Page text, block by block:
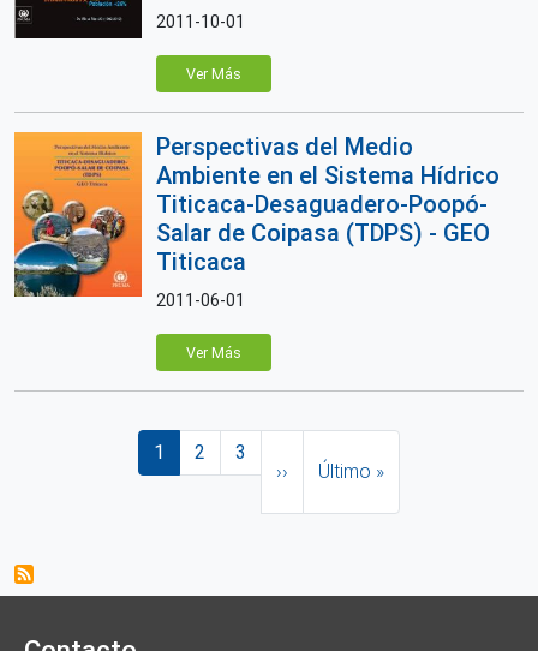
2011-10-01
Ver Más
Perspectivas del Medio
Ambiente en el Sistema Hídrico
Titicaca-Desaguadero-Poopó-
Salar de Coipasa (TDPS) - GEO
Titicaca
2011-06-01
Ver Más
Paginación
Página actual
1 Página
2 Página
3
››
Último »